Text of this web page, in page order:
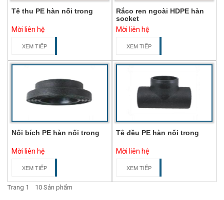
Tê thu PE hàn nối trong
Mời liên hệ
XEM TIẾP
Rắco ren ngoài HDPE hàn
socket
Mời liên hệ
XEM TIẾP
Nối bích PE hàn nối trong
Mời liên hệ
XEM TIẾP
Tê đều PE hàn nối trong
Mời liên hệ
XEM TIẾP
Trang 1 10 Sản phẩm